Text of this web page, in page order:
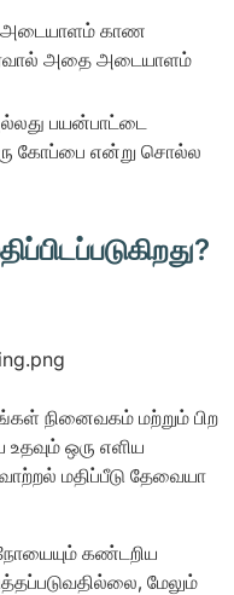
அடையாளம் காண
அதை அடையாளம்
பயன்பாட்டை
கோப்பை என்று சொல்ல
நினைவகம் மற்றும் பிற
ஒரு எளிய
மதிப்பீடு தேவையா
நோயையும் கண்டறிய
மேலும்